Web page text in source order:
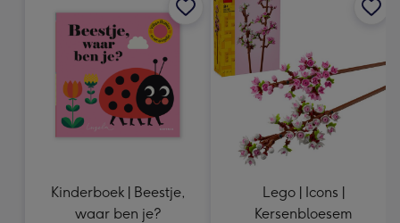
118
mm
Kinderboek | Beestje,
waar ben je?
Lego | Icons |
Kersenbloesem